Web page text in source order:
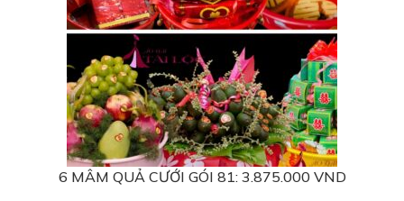
6 MÂM QUẢ CƯỚI GÓI 81: 3.875.000 VND